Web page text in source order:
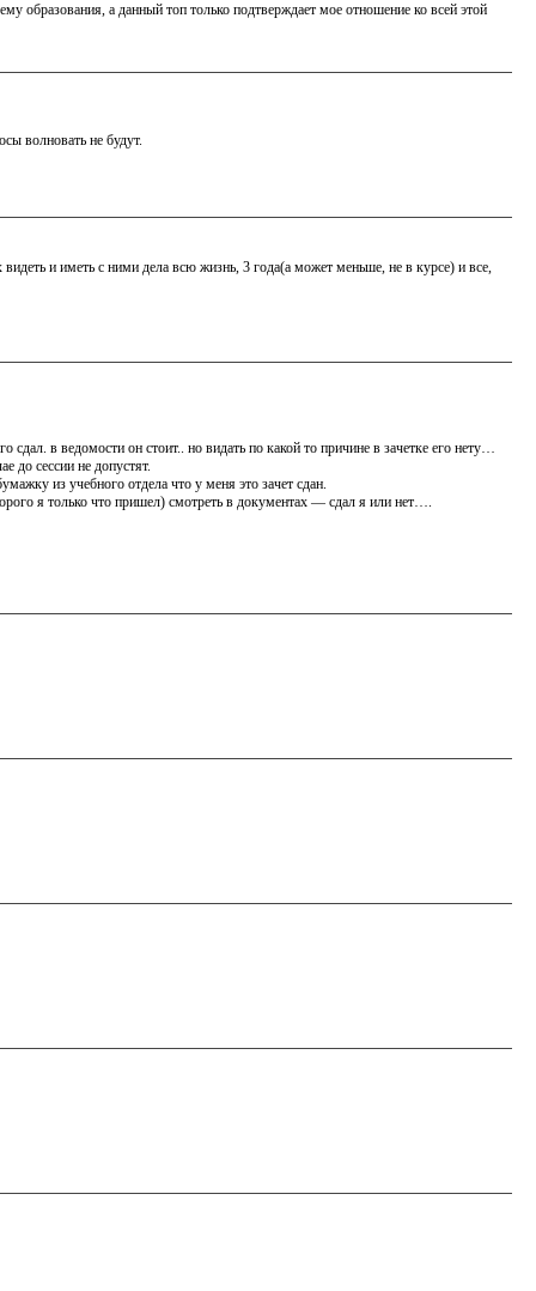
образования, а данный топ только подтверждает мое отношение ко всей этой
волновать не будут.
и иметь с ними дела всю жизнь, 3 года(а может меньше, не в курсе) и все,
сдал. в ведомости он стоит.. но видать по какой то причине в зачетке его нету…
до сессии не допустят.
из учебного отдела что у меня это зачет сдан.
я только что пришел) смотреть в документах — сдал я или нет….